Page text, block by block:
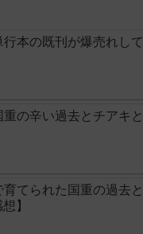
本の既刊が爆売れし
の辛い過去とチアキ
てられた国重の過去
】